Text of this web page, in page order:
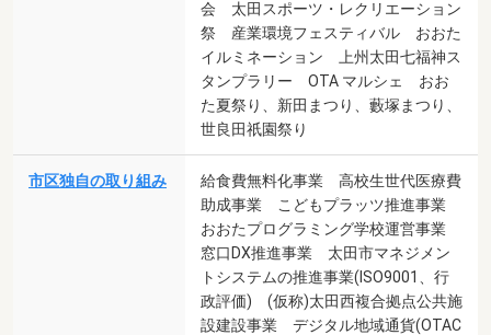
会 太田スポーツ・レクリエーション
祭 産業環境フェスティバル おおた
イルミネーション 上州太田七福神ス
タンプラリー OTA マルシェ おお
た夏祭り、新田まつり、藪塚まつり、
世良田祇園祭り
市区独自の取り組み
給食費無料化事業 高校生世代医療費
助成事業 こどもプラッツ推進事業
おおたプログラミング学校運営事業
窓口DX推進事業 太田市マネジメン
トシステムの推進事業(ISO9001、行
政評価) (仮称)太田西複合拠点公共施
設建設事業 デジタル地域通貨(OTAC